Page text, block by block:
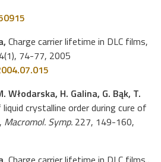
Charge carrier lifetime in DLC films,
74-77, 2005
Włodarska, H. Galina, G. Bąk, T.
crystalline order during cure of
Macromol. Symp. 227, 149-160,